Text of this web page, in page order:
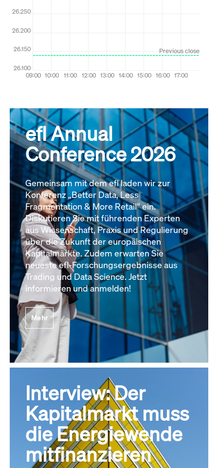
efl Annual
Conference 2026
Gemeinsam mit dem efl laden wir zur
Konferenz „Better Data, Less
Fragmentation & More Retail“ ein.
Diskutieren Sie mit führenden Experten
aus Wissenschaft, Praxis und Regulierung
über die Zukunft der europäischen
Kapitalmärkte. Zudem erwarten Sie
neueste efl-Forschungsergebnisse aus
Trading und Data Science. Jetzt
informieren und anmelden!
Mehr
Interview: Der
Kapitalmarkt muss
die Energiewende
mitfinanzieren